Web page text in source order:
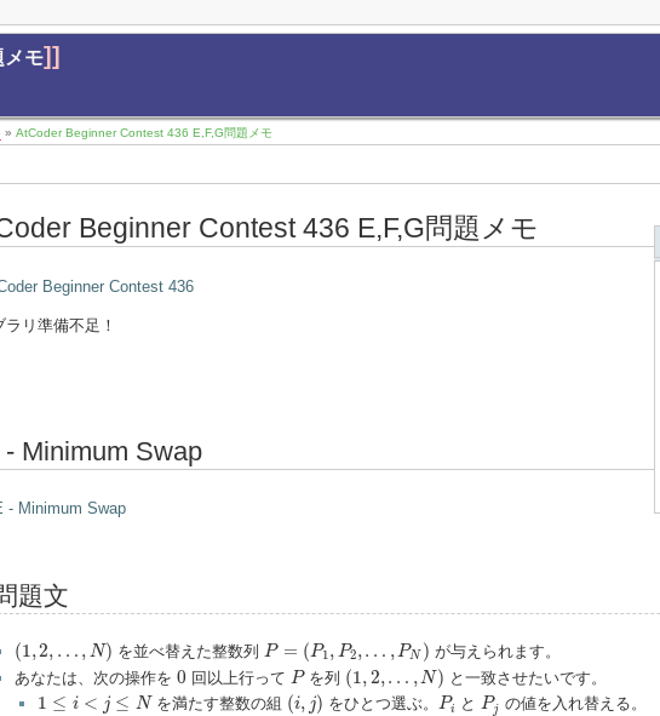
モ]]
» AtCoder Beginner Contest 436 E,F,G問題メモ
Beginner Contest 436 E,F,G問題メモ
Beginner Contest 436
ラリ準備不足！
Minimum Swap
- Minimum Swap
題文
(1,2, … , N)
(1 2, を並べ替えた整数列P = (P1, P2,… ,PN )
P= P1,P 2,… )
が与えられます。
あなたは、次の操作を 0
0 回以上行って P
Pを列 (1,2,… ,N)
(1 2, と一致させたいです。
1 ≤ i < j ≤ N
1 i< ≤ N を満たす整数の組 (i, j)
( , をひとつ選ぶ。 Pi
Pi とPj
Pj の値を入れ替える。